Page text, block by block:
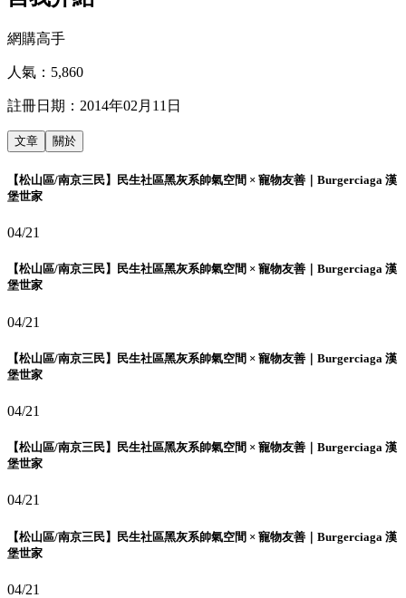
網購高手
人氣： 5,860
註冊日期： 2014年02月11日
文章 關於
【松山區/南京三民】民生社區黑灰系帥氣空間 × 寵物友善｜Burgerciaga 漢
堡世家
04/21
【松山區/南京三民】民生社區黑灰系帥氣空間 × 寵物友善｜Burgerciaga 漢
堡世家
04/21
【松山區/南京三民】民生社區黑灰系帥氣空間 × 寵物友善｜Burgerciaga 漢
堡世家
04/21
【松山區/南京三民】民生社區黑灰系帥氣空間 × 寵物友善｜Burgerciaga 漢
堡世家
04/21
【松山區/南京三民】民生社區黑灰系帥氣空間 × 寵物友善｜Burgerciaga 漢
堡世家
04/21